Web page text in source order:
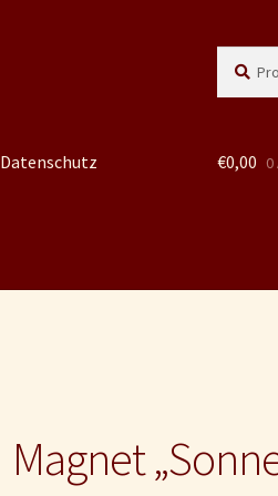
nach:
Datenschutz €0,00
Magnet